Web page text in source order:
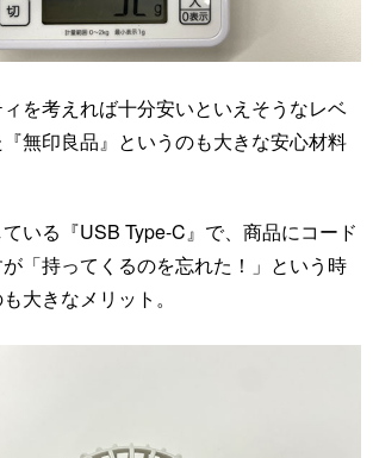
を考えれば十分安いといえそうなレベ
無印良品』というのも大きな安心材料
いる『USB Type-C』で、商品にコード
「持ってくるのを忘れた！」という時
大きなメリット。